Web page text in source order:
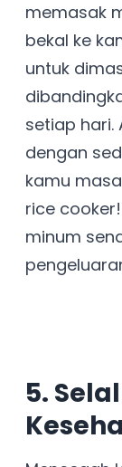
memasak
bekal ke
untuk
setiap hari.
dengan
kamu
rice
minum
5.